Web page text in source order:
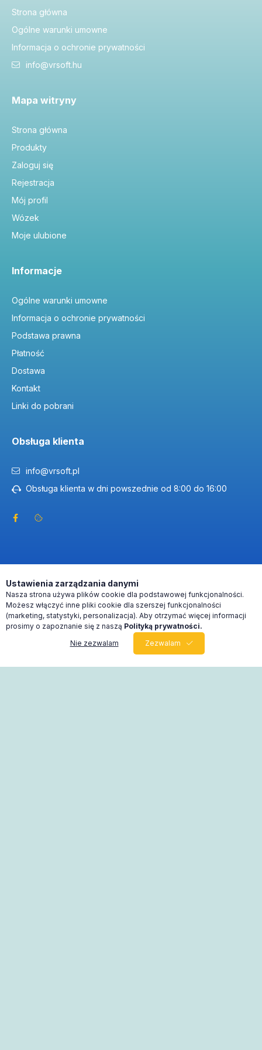
Strona główna
Ogólne warunki umowne
Informacja o ochronie prywatności
info@vrsoft.hu
Mapa witryny
Strona główna
Produkty
Zaloguj się
Rejestracja
Mój profil
Wózek
Moje ulubione
Informacje
Ogólne warunki umowne
Informacja o ochronie prywatności
Podstawa prawna
Płatność
Dostawa
Kontakt
Linki do pobrani
Obsługa klienta
info@vrsoft.pl
Obsługa klienta w dni powszednie od 8:00 do 16:00
0
Ustawienia zarządzania danymi
Nasza strona używa plików cookie dla podstawowej funkcjonalności.
Możesz włączyć inne pliki cookie dla szerszej funkcjonalności
(marketing, statystyki, personalizacja). Aby otrzymać więcej informacji
prosimy o zapoznanie się z naszą Polityką prywatności.
Nie zezwalam
Zezwalam